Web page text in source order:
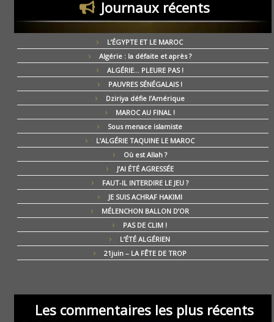
Journaux récents
L’ÉGYPTE ET LE MAROC
Algérie : la défaite et après ?
ALGÉRIE… PLEURE PAS !
PAUVRES SÉNÉGALAIS !
Dziriya défie l’Amérique
MAROC AU FINAL !
Sous menace islamiste
L’ALGÉRIE TAQUINE LE MAROC
Où est Allah ?
J’AI ÉTÉ AGRESSÉE
FAUT-IL INTERDIRE LE JEU ?
JE SUIS ACHRAF HAKIMI
MÉLENCHON BALLON D’OR
PAS DE CLIM !
L’ÉTÉ ALGÉRIEN
21juin – LA FÊTE DE TROP
Les commentaires les plus récents